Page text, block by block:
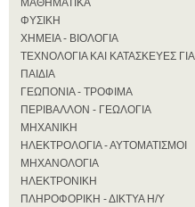
ΜΑΘΗΜΑΤΙΚΑ
ΦΥΣΙΚΗ
ΧΗΜΕΙΑ - ΒΙΟΛΟΓΙΑ
ΤΕΧΝΟΛΟΓΙΑ ΚΑΙ ΚΑΤΑΣΚΕΥΕΣ ΓΙΑ
ΠΑΙΔΙΑ
ΓΕΩΠΟΝΙΑ - ΤΡΟΦΙΜΑ
ΠΕΡΙΒΑΛΛΟΝ - ΓΕΩΛΟΓΙΑ
ΜΗΧΑΝΙΚΗ
ΗΛΕΚΤΡΟΛΟΓΙΑ - ΑΥΤΟΜΑΤΙΣΜΟΙ
ΜΗΧΑΝΟΛΟΓΙΑ
ΗΛΕΚΤΡΟΝΙΚΗ
ΠΛΗΡΟΦΟΡΙΚΗ - ΔΙΚΤΥΑ Η/Υ